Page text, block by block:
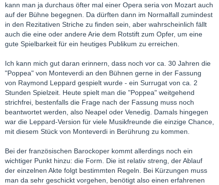
kann man ja durchaus öfter mal einer Opera seria von Mozart auch
auf der Bühne begegnen. Da dürften dann im Normalfall zumindest
in den Rezitativen Striche zu finden sein, aber wahrscheinlich fällt
auch die eine oder andere Arie dem Rotstift zum Opfer, um eine
gute Spielbarkeit für ein heutiges Publikum zu erreichen.
Ich kann mich gut daran erinnern, dass noch vor ca. 30 Jahren die
"Poppea" von Monteverdi an den Bühnen gerne in der Fassung
von Raymond Leppard gespielt wurde - ein Surrugat von ca. 2
Stunden Spielzeit. Heute spielt man die "Poppea" weitgehend
strichfrei, bestenfalls die Frage nach der Fassung muss noch
beantwortet werden, also Neapel oder Venedig. Damals hingegen
war die Leppard-Version für viele Musikfreunde die einzige Chance,
mit diesem Stück von Monteverdi in Berührung zu kommen.
Bei der französischen Barockoper kommt allerdings noch ein
wichtiger Punkt hinzu: die Form. Die ist relativ streng, der Ablauf
der einzelnen Akte folgt bestimmten Regeln. Bei Kürzungen muss
man da sehr geschickt vorgehen, benötigt also einen erfahrenen